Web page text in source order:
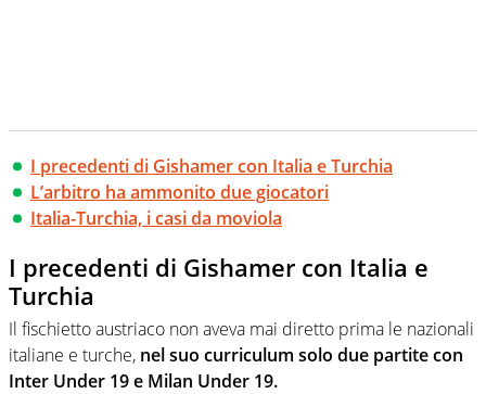
I precedenti di Gishamer con Italia e Turchia
L’arbitro ha ammonito due giocatori
Italia-Turchia, i casi da moviola
I precedenti di Gishamer con Italia e
Turchia
Il fischietto austriaco non aveva mai diretto prima le nazionali
italiane e turche, nel suo curriculum solo due partite con
Inter Under 19 e Milan Under 19.